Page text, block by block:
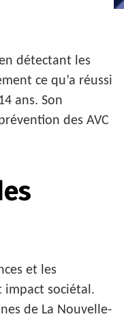
détectant les
ce qu’a réussi
ans. Son
des AVC
et les
sociétal.
de La Nouvelle-